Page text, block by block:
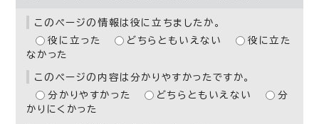
このページの情報は役に立ちましたか。
役に立った
どちらともいえない
役に立た
なかった
このページの内容は分かりやすかったですか。
分かりやすかった
どちらともいえない
分
かりにくかった